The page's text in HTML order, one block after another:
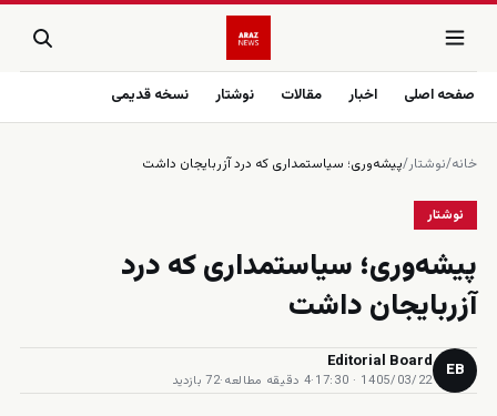
صفحه اصلی اخبار مقالات نوشتار نسخه قدیمی
خانه/نوشتار/پیشه‌وری؛ سیاستمداری که درد آزربایجان داشت
نوشتار
پیشه‌وری؛ سیاستمداری که درد
آزربایجان داشت
EB
Editorial Board
1405/03/22 · 17:30
·4 دقیقه مطالعه ·72 بازدید